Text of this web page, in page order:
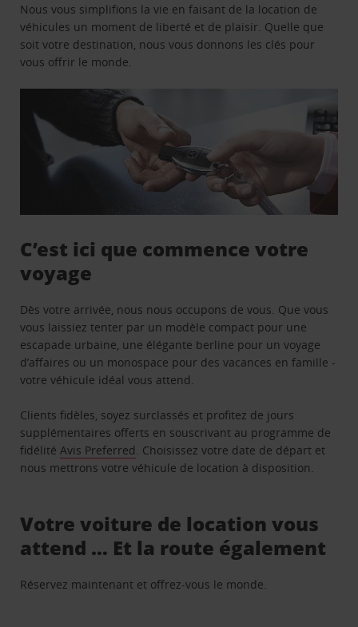
Nous vous simplifions la vie en faisant de la location de
véhicules un moment de liberté et de plaisir. Quelle que
soit votre destination, nous vous donnons les clés pour
vous offrir le monde.
C’est ici que commence votre
voyage
Dès votre arrivée, nous nous occupons de vous. Que vous
vous laissiez tenter par un modèle compact pour une
escapade urbaine, une élégante berline pour un voyage
d’affaires ou un monospace pour des vacances en famille -
votre véhicule idéal vous attend.
Clients fidèles, soyez surclassés et profitez de jours
supplémentaires offerts en souscrivant au programme de
fidélitéAvis Preferred. Choisissez votre date de départ et
nous mettrons votre véhicule de location à disposition.
Votre voiture de location vous
attend … Et la route également
Réservez maintenant et offrez-vous le monde.